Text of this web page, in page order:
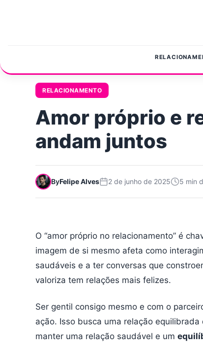
RELACIONAMENTO
Amor próprio e
andam juntos
ByFelipe Alves 2 de junho de 2025 5 min
O “amor próprio no relacionamento” é
imagem de si mesmo afeta como
saudáveis e a ter conversas que
valoriza tem relações mais felizes.
Ser gentil consigo mesmo e com o
ação. Isso busca uma relação
manter uma relação saudável e um